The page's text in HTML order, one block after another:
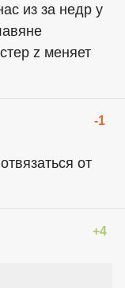
из за недр у
z меняет
-1
от
+4